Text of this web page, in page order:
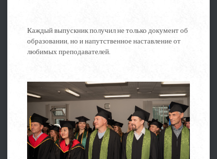
Каждый выпускник получил не только документ об
образовании, но и напутственное наставление от
любимых преподавателей.